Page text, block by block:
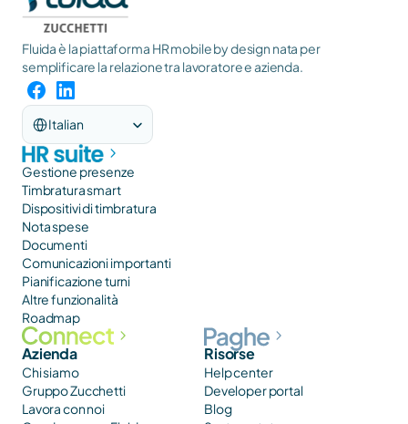
Fluida è la piattaforma HR mobile by design nata per
semplificare la relazione tra lavoratore e azienda.
Select Language
Italian
Gestione presenze
Timbratura smart
Dispositivi di timbratura
Nota spese
Documenti
Comunicazioni importanti
Pianificazione turni
Altre funzionalità
Roadmap
Azienda
Chi siamo
Gruppo Zucchetti
Lavora con noi
Risorse
Help center
Developer portal
Blog